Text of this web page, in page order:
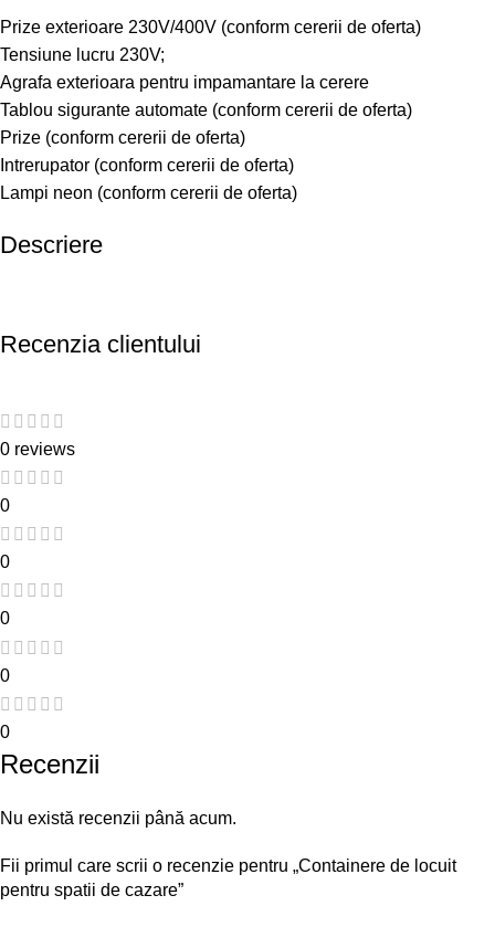
Prize exterioare 230V/400V (conform cererii de oferta)
Tensiune lucru 230V;
Agrafa exterioara pentru impamantare la cerere
Tablou sigurante automate (conform cererii de oferta)
Prize (conform cererii de oferta)
Intrerupator (conform cererii de oferta)
Lampi neon (conform cererii de oferta)
Descriere
Recenzia clientului
0 reviews
0
0
0
0
0
Recenzii
Nu există recenzii până acum.
Fii primul care scrii o recenzie pentru „Containere de locuit
pentru spatii de cazare”